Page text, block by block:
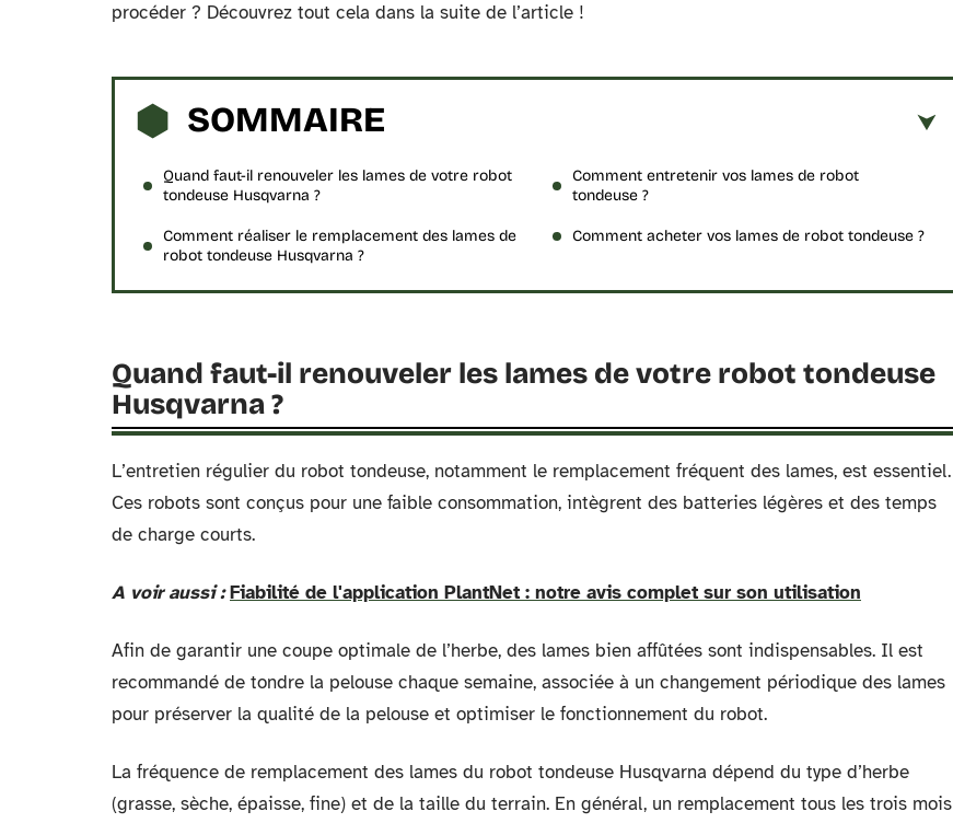
procéder ? Découvrez tout cela dans la suite de l’article !
SOMMAIRE
Quand faut-il renouveler les lames de votre robot
tondeuse Husqvarna ?
Comment réaliser le remplacement des lames de
robot tondeuse Husqvarna ?
Comment entretenir vos lames de robot
tondeuse ?
Comment acheter vos lames de robot tondeuse ?
Quand faut-il renouveler les lames de votre robot tondeuse
Husqvarna ?
L’entretien régulier du robot tondeuse, notamment le remplacement fréquent des lames, est essentiel.
Ces robots sont conçus pour une faible consommation, intègrent des batteries légères et des temps
de charge courts.
A voir aussi : Fiabilité de l'application PlantNet : notre avis complet sur son utilisation
Afin de garantir une coupe optimale de l’herbe, des lames bien affûtées sont indispensables. Il est
recommandé de tondre la pelouse chaque semaine, associée à un changement périodique des lames
pour préserver la qualité de la pelouse et optimiser le fonctionnement du robot.
La fréquence de remplacement des lames du robot tondeuse Husqvarna dépend du type d’herbe
(grasse, sèche, épaisse, fine) et de la taille du terrain. En général, un remplacement tous les trois mois